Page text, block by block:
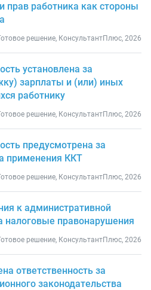
прав работника как стороны
решение, КонсультантПлюс, 2026
установлена за
зарплаты и (или) иных
работнику
решение, КонсультантПлюс, 2026
предусмотрена за
применения ККТ
решение, КонсультантПлюс, 2026
к административной
налоговые правонарушения
решение, КонсультантПлюс, 2026
ответственность за
законодательства